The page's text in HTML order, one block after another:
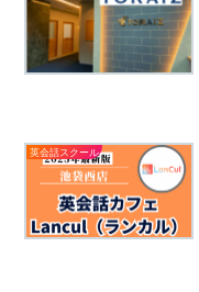
英会話スクール